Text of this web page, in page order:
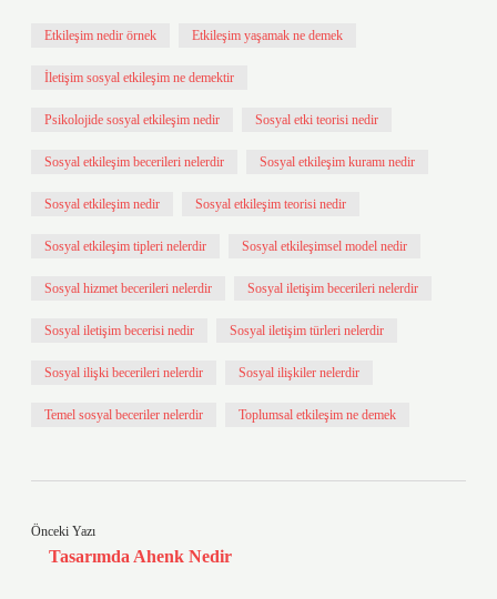
Etkileşim nedir örnek Etkileşim yaşamak ne demek
İletişim sosyal etkileşim ne demektir
Psikolojide sosyal etkileşim nedir Sosyal etki teorisi nedir
Sosyal etkileşim becerileri nelerdir Sosyal etkileşim kuramı nedir
Sosyal etkileşim nedir Sosyal etkileşim teorisi nedir
Sosyal etkileşim tipleri nelerdir Sosyal etkileşimsel model nedir
Sosyal hizmet becerileri nelerdir Sosyal iletişim becerileri nelerdir
Sosyal iletişim becerisi nedir Sosyal iletişim türleri nelerdir
Sosyal ilişki becerileri nelerdir Sosyal ilişkiler nelerdir
Temel sosyal beceriler nelerdir Toplumsal etkileşim ne demek
Önceki Yazı
Tasarımda Ahenk Nedir